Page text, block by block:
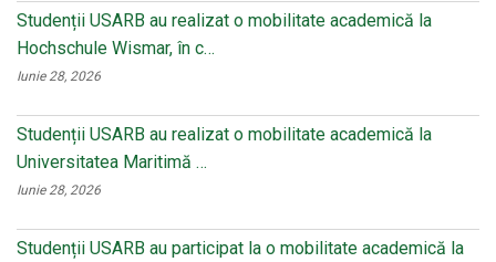
Studenții USARB au realizat o mobilitate academică la
Hochschule Wismar, în c…
Iunie 28, 2026
Studenții USARB au realizat o mobilitate academică la
Universitatea Maritimă …
Iunie 28, 2026
Studenții USARB au participat la o mobilitate academică la